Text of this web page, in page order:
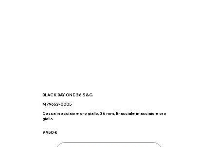
BLACK BAY ONE 36 S&G
M79653-0005
Cassa in acciaio e oro giallo, 36 mm, Bracciale in acciaio e oro
giallo
9 950 €